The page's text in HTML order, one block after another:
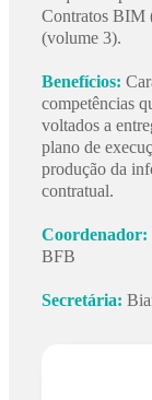
Contratos BIM
(volume 3).
Benefícios:
competências
voltados a
plano de
produção da
contratual.
Coordenador:
BFB
Secretária: